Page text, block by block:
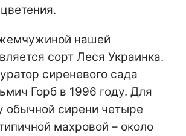
нашей
сорт Леся Украинка.
сиреневого сада
Горб в 1996 году. Для
обычной сирени четыре
махровой – около